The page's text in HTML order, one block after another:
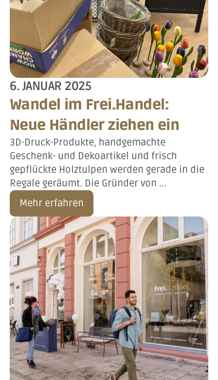
6. JANUAR 2025
Wandel im Frei.Handel:
Neue Händler ziehen ein
3D-Druck-Produkte, handgemachte
Geschenk- und Dekoartikel und frisch
gepflückte Holztulpen werden gerade in die
Regale geräumt. Die Gründer von ...
Mehr erfahren